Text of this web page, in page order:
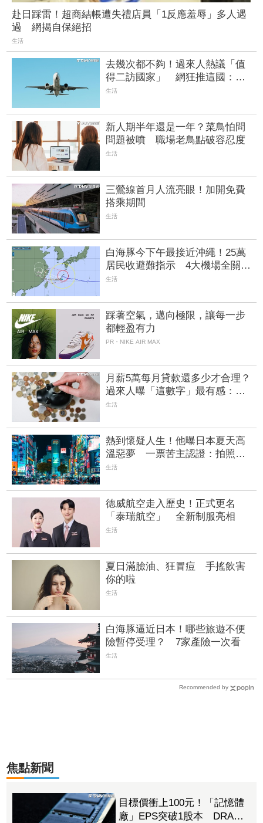
赴日踩雷！超商結帳遭失禮店員「1反應羞辱」多人遇
過 網揭自保絕招
生活
去幾次都不夠！過來人熱議「值
得二訪國家」 網狂推這國：只
有0次和無數次
生活
新人期半年還是一年？菜鳥怕問
問題被噴 職場老鳥點破容忍度
生活
三鶯線首月人流亮眼！加開免費
搭乘期間
生活
白海豚今下午最接近沖繩！25萬
居民收避難指示 4大機場全關、
所有航班取消
生活
踩著空氣，邁向極限，讓每一步
都輕盈有力
PR・NIKE AIR MAX
月薪5萬每月貸款還多少才合理？
過來人曝「這數字」最有感：剩
下存著出國
生活
熱到懷疑人生！他曝日本夏天高
溫惡夢 一票苦主認證：拍照都
笑不出來
生活
德威航空走入歷史！正式更名
「泰瑞航空」 全新制服亮相
生活
夏日滿臉油、狂冒痘 手搖飲害
你的啦
生活
白海豚逼近日本！哪些旅遊不便
險暫停受理？ 7家產險一次看
生活
Recommended by
焦點新聞
目標價衝上100元！「記憶體
廠」EPS突破1股本 DRAM